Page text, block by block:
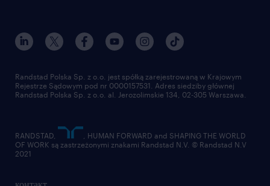
Randstad Polska Sp. z o.o. jest spółką zarejestrowaną w Krajowym
Rejestrze Sądowym pod nr 0000157531. Adres siedziby głównej
Randstad Polska Sp. z o.o. al. Jerozolimskie 134, 02-305 Warszawa.
RANDSTAD,
, HUMAN FORWARD and SHAPING THE WORLD
OF WORK są zastrzeżonymi znakami Randstad N.V. © Randstad N.V
2021